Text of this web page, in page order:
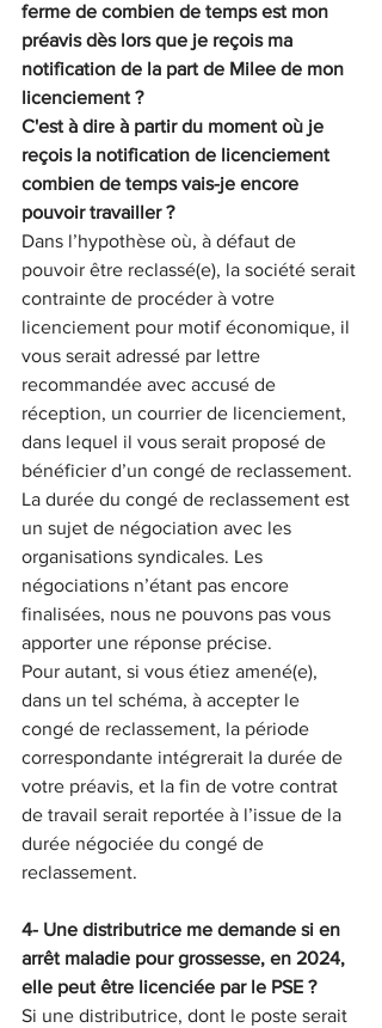
ferme de combien de temps est mon
préavis dès lors que je reçois ma
notification de la part de Milee de mon
licenciement ?
C'est à dire à partir du moment où je
reçois la notification de licenciement
combien de temps vais-je encore
pouvoir travailler ?
Dans l’hypothèse où, à défaut de
pouvoir être reclassé(e), la société serait
contrainte de procéder à votre
licenciement pour motif économique, il
vous serait adressé par lettre
recommandée avec accusé de
réception, un courrier de licenciement,
dans lequel il vous serait proposé de
bénéficier d’un congé de reclassement.
La durée du congé de reclassement est
un sujet de négociation avec les
organisations syndicales. Les
négociations n’étant pas encore
finalisées, nous ne pouvons pas vous
apporter une réponse précise.
Pour autant, si vous étiez amené(e),
dans un tel schéma, à accepter le
congé de reclassement, la période
correspondante intégrerait la durée de
votre préavis, et la fin de votre contrat
de travail serait reportée à l’issue de la
durée négociée du congé de
reclassement.
4- Une distributrice me demande si en
arrêt maladie pour grossesse, en 2024,
elle peut être licenciée par le PSE ?
Si une distributrice, dont le poste serait